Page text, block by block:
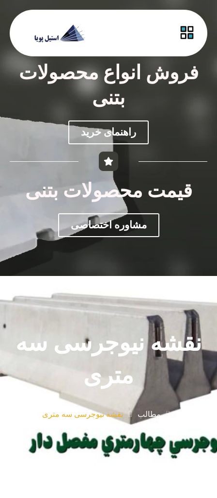
فروش انواع محصولات
بتنی
راهنمای خرید
قیمت محصولات بتنی
مشاوره اختصاصی
نقشه نیوجرسی سه
متری
مطالب نقشه نیوجرسی سه متری